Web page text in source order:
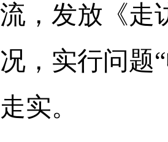
流，发放《走
况，实行问题
走实。